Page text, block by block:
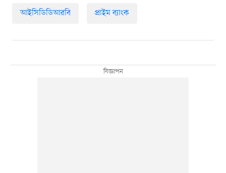
আইসিডিডিআরবি প্রাইম ব্যাংক